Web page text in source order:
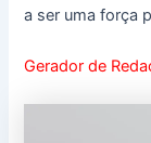
a ser uma força
Gerador de